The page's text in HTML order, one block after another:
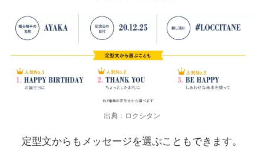
出典：ロクシタン
定型文からもメッセージを選ぶこともできます。